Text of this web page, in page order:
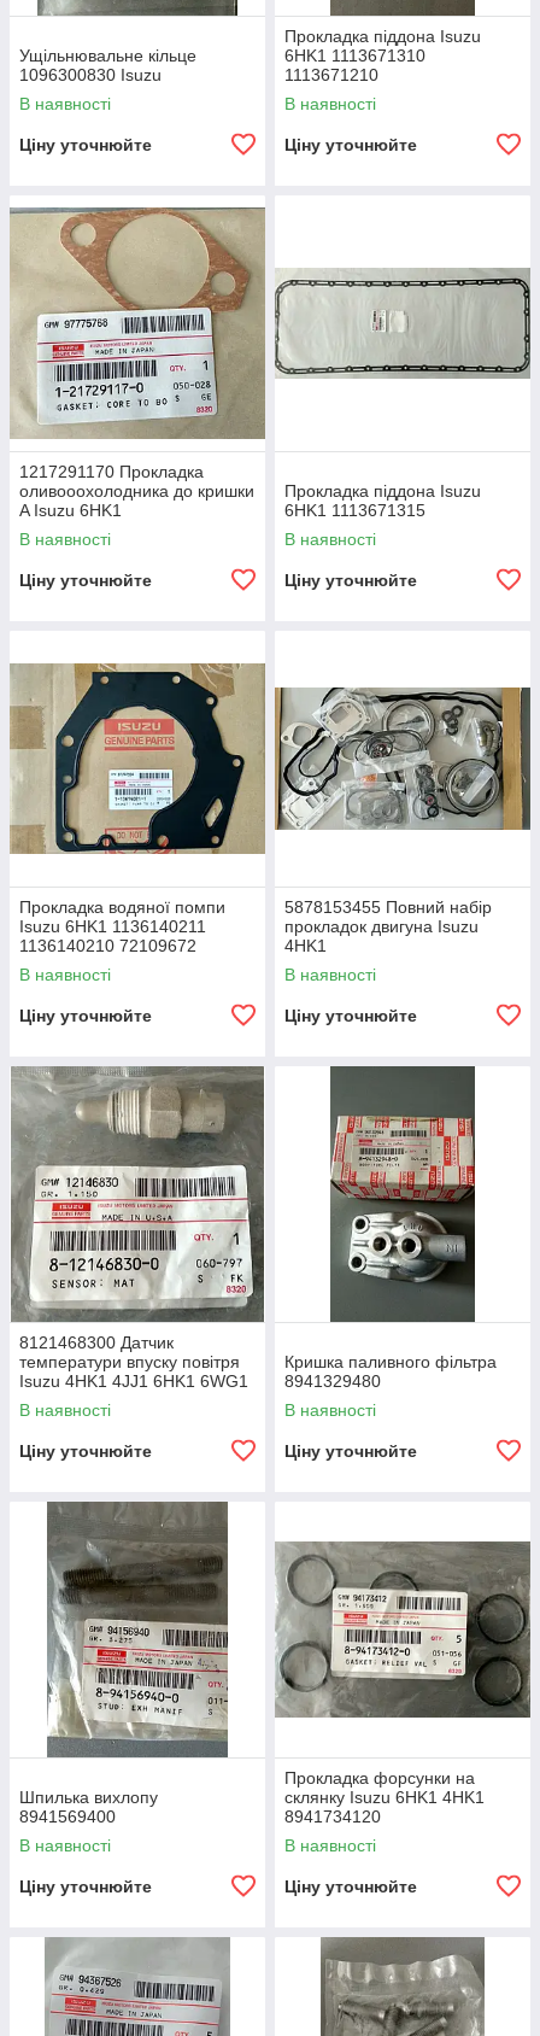
Ущільнювальне кільце
1096300830 Isuzu
В наявності
Ціну уточнюйте
Прокладка піддона Isuzu
6HK1 1113671310
1113671210
В наявності
Ціну уточнюйте
1217291170 Прокладка
оливооохолодника до кришки
A Isuzu 6HK1
В наявності
Ціну уточнюйте
Прокладка піддона Isuzu
6HK1 1113671315
В наявності
Ціну уточнюйте
Прокладка водяної помпи
Isuzu 6HK1 1136140211
1136140210 72109672
В наявності
Ціну уточнюйте
5878153455 Повний набір
прокладок двигуна Isuzu
4HK1
В наявності
Ціну уточнюйте
8121468300 Датчик
температури впуску повітря
Isuzu 4HK1 4JJ1 6HK1 6WG1
6UZ1
В наявності
Ціну уточнюйте
Кришка паливного фільтра
8941329480
В наявності
Ціну уточнюйте
Шпилька вихлопу
8941569400
В наявності
Ціну уточнюйте
Прокладка форсунки на
склянку Isuzu 6HK1 4HK1
8941734120
В наявності
Ціну уточнюйте